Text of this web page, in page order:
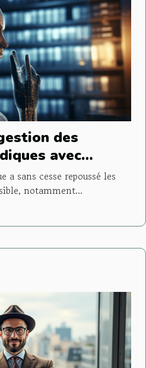
des
avec
sans cesse repoussé les
notamment...